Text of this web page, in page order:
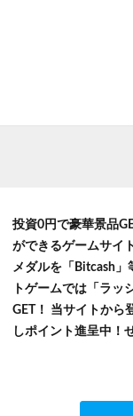
投資0円で豪華景品
ができるゲームサイ
メダルを「Bitcash」
トゲームでは「ラッ
GET！ 当サイトから
しポイント進呈中！